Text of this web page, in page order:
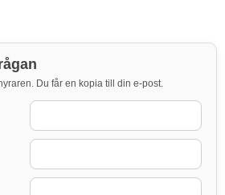
Du får en kopia till din e-post.